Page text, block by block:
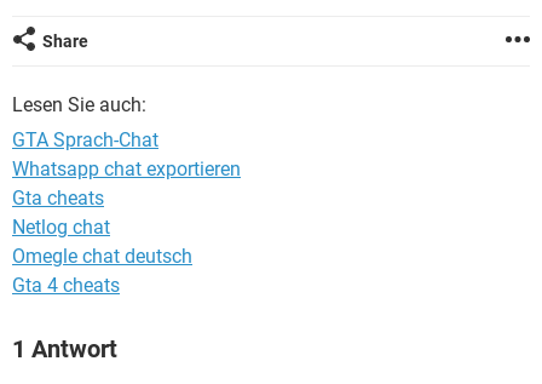
FACEBOOK
Share
Lesen Sie auch:
GTA Sprach-Chat
Whatsapp chat exportieren
Gta cheats
Netlog chat
Omegle chat deutsch
Gta 4 cheats
1 Antwort